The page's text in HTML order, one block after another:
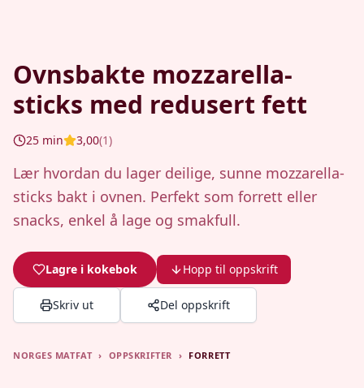
Ovnsbakte mozzarella-
sticks med redusert fett
25 min 3,00(1)
Lær hvordan du lager deilige, sunne mozzarella-
sticks bakt i ovnen. Perfekt som forrett eller
snacks, enkel å lage og smakfull.
Lagre i kokebok Hopp til oppskrift
Skriv ut Del oppskrift
NORGES MATFAT › OPPSKRIFTER › FORRETT